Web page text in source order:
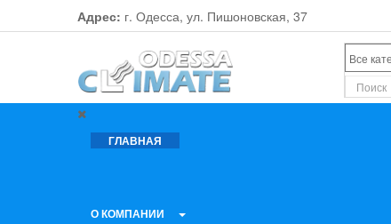
Адрес: г. Одесса, ул. Пишоновская, 37
ГЛАВНАЯ
О КОМПАНИИ